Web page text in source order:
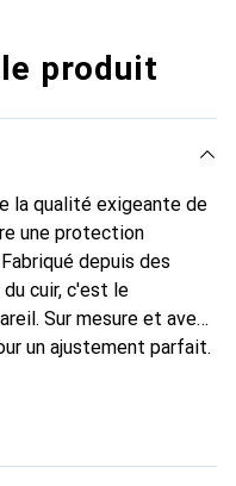
produit
la qualité exigeante de
une protection
depuis des
cuir, c'est le
Sur mesure et avec
un ajustement parfait.
reconnue
le client exigeant.